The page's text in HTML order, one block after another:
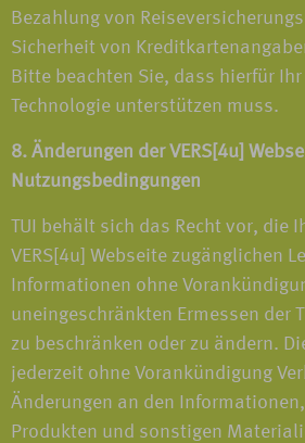
Bezahlung von
Sicherheit von
Bitte beachten Sie, dass hierfür Ihr
Technologie unterstützen muss.
8. Änderungen der VERS[4u]
Nutzungsbedingungen
TUI behält sich das Recht vor, die
VERS[4u] Webseite zugänglichen
Informationen ohne
uneingeschränkten Ermessen der
zu beschränken oder zu ändern.
jederzeit ohne Vorankündigung
Änderungen an den
Produkten und sonstigen